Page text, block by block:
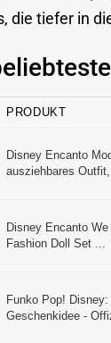
die tiefer in
PRODUKT
Disney Encanto
ausziehbares
Disney Encanto
Fashion Doll Set ...
Funko Pop!
Geschenkidee -